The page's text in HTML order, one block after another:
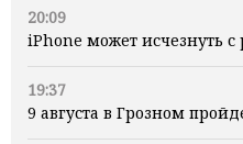
20:09
iPhone может исчезнуть с
19:37
9 августа в Грозном